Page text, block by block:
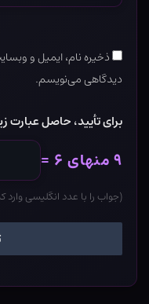
ذخیره نام، ایمیل و
دیدگاهی می‌نویسم.
برای تأیید، حاصل عبارت
۹ منهای ۶ =
(جواب را با عدد انگلیسی وارد